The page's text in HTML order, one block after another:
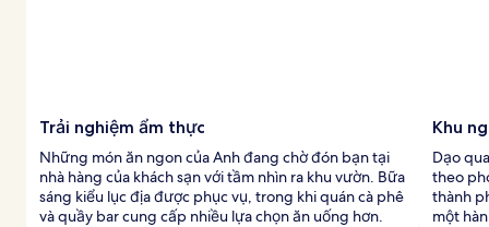
Trải nghiệm ẩm thực
Những món ăn ngon của Anh đang chờ đón bạn tại
nhà hàng của khách sạn với tầm nhìn ra khu vườn. Bữa
sáng kiểu lục địa được phục vụ, trong khi quán cà phê
và quầy bar cung cấp nhiều lựa chọn ăn uống hơn.
Khu
Dạo
theo
thành
một